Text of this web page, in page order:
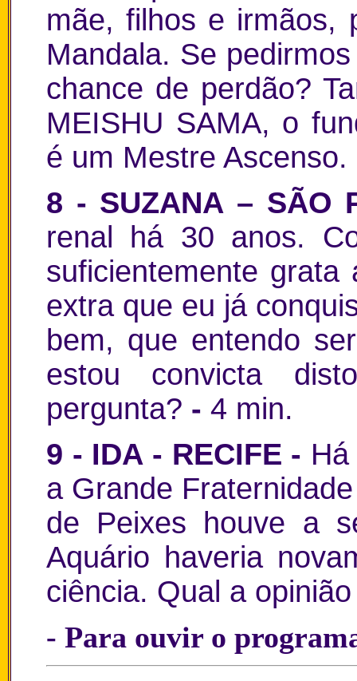
mãe, filhos e irmãos,
Mandala. Se
chance de perdão?
MEISHU SAMA, o
é um Mestre Ascenso.
8 - SUZANA – SÃO
renal há 30 anos.
suficientemente
extra que eu já
bem, que entendo
estou convicta
pergunta? - 4 min.
9 - IDA - RECIFE -
a Grande
de Peixes houve a
Aquário haveria
ciência. Qual a
- Para ouvir o